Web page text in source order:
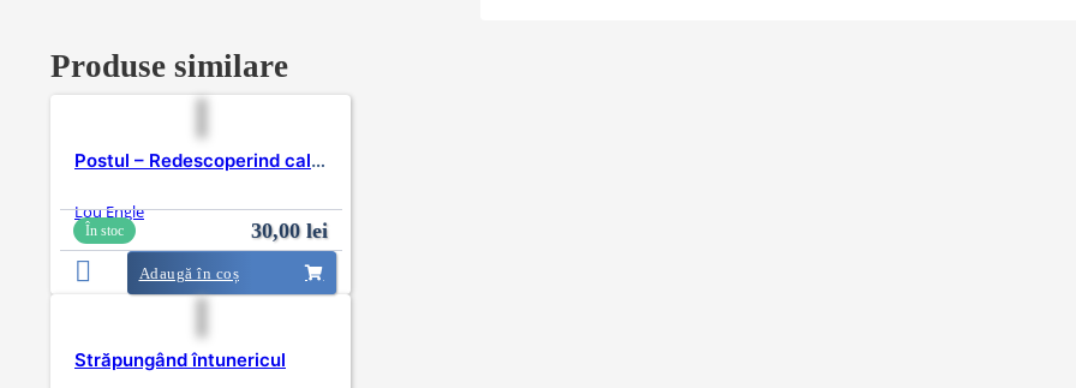
Produse similare
Postul – Redescoperind calea lui Isus către putere
Lou Engle
În stoc 30,00 lei
Adaugă în coș
Străpungând întunericul